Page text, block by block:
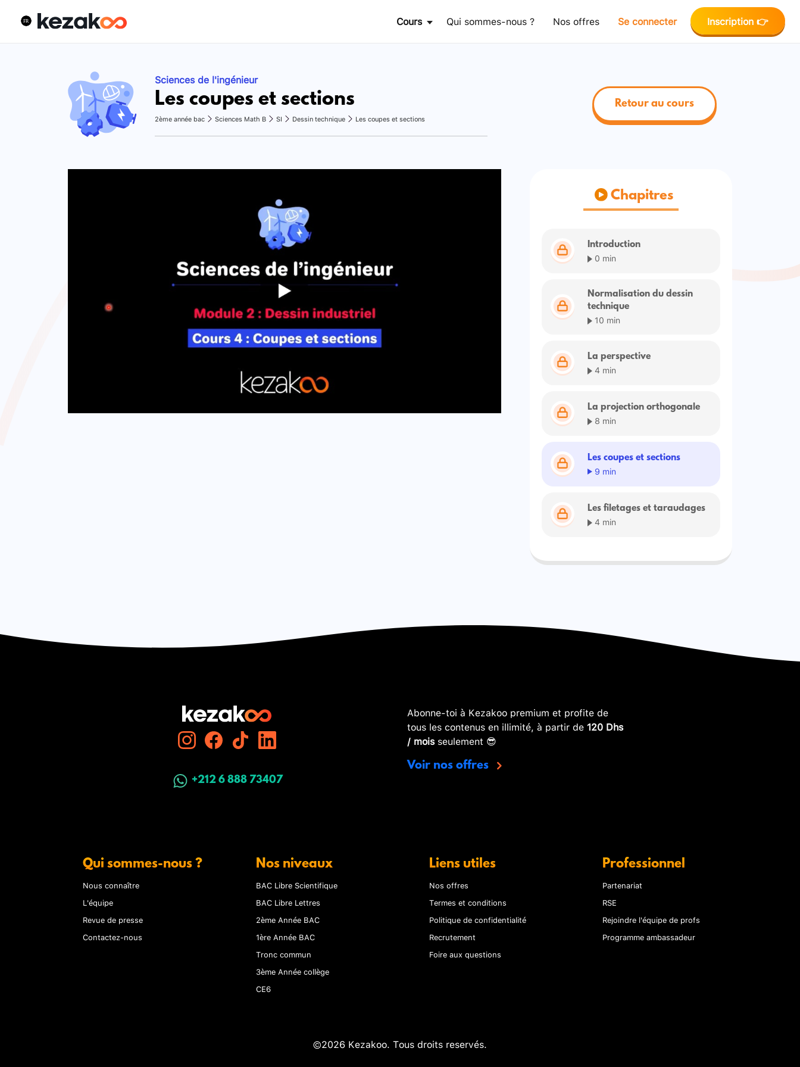
Cours Qui sommes-nous ? Nos offres Se connecter Inscription 👉
Sciences de l'ingénieur
Les coupes et sections
2ème année bac Sciences Math B SI Dessin technique Les coupes et sections
Retour au cours
Chapitres
Introduction
0 min
Normalisation du dessin
technique
10 min
La perspective
4 min
La projection orthogonale
8 min
Les coupes et sections
9 min
Les filetages et taraudages
4 min
+212 6 888 73407
Abonne-toi à Kezakoo premium et profite de
tous les contenus en illimité, à partir de 120 Dhs
/ moisseulement 😎
Voir nos offres
Qui sommes-nous ?
Nous connaître
L'équipe
Revue de presse
Contactez-nous
Nos niveaux
BAC Libre Scientifique
BAC Libre Lettres
2ème Année BAC
1ère Année BAC
Tronc commun
3ème Année collège
CE6
Liens utiles
Nos offres
Termes et conditions
Politique de confidentialité
Recrutement
Foire aux questions
Professionnel
Partenariat
RSE
Rejoindre l'équipe de profs
Programme ambassadeur
©2026 Kezakoo. Tous droits reservés.